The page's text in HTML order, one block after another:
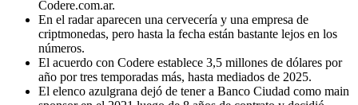
Codere.com.ar.
En el radar aparecen una cervecería y una empresa de
criptmonedas, pero hasta la fecha están bastante lejos en los
números.
El acuerdo con Codere establece 3,5 millones de dólares por
año por tres temporadas más, hasta mediados de 2025.
El elenco azulgrana dejó de tener a Banco Ciudad como main